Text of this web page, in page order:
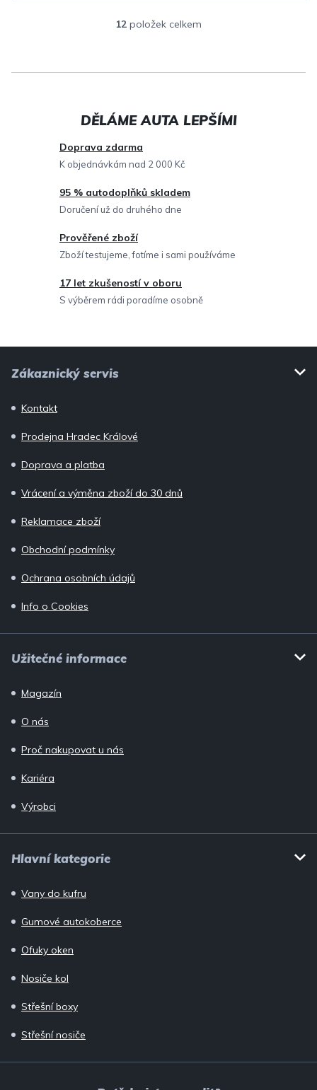
O
l
a
í
p
r
y
v
ý
12 položek celkem
Doprava zdarma
K objednávkám nad 2 000 Kč
95 % autodoplňků skladem
Doručení už do druhého dne
Prověřené zboží
Zboží testujeme, fotíme i sami používáme
17 let zkušeností v oboru
S výběrem rádi poradíme osobně
Zákaznický servis
Kontakt
Prodejna Hradec Králové
Doprava a platba
Vrácení a výměna zboží do 30 dnů
Reklamace zboží
Obchodní podmínky
Ochrana osobních údajů
Info o Cookies
Užitečné informace
Magazín
O nás
Proč nakupovat u nás
Kariéra
Výrobci
Hlavní kategorie
Vany do kufru
Gumové autokoberce
Ofuky oken
Nosiče kol
Střešní boxy
Střešní nosiče